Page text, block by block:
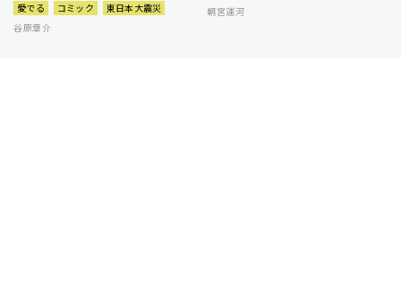
愛でる コミック
東日本大震災
谷原章介
朝宮運河